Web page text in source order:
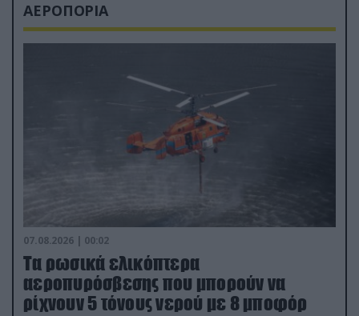
ΑΕΡΟΠΟΡΙΑ
07.08.2026 | 00:02
Τα ρωσικά ελικόπτερα
αεροπυρόσβεσης που μπορούν να
ρίχνουν 5 τόνους νερού με 8 μποφόρ